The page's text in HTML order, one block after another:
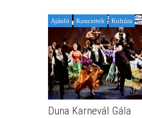
Ajánló Koncertek Kultúra
Duna Karnevál Gála